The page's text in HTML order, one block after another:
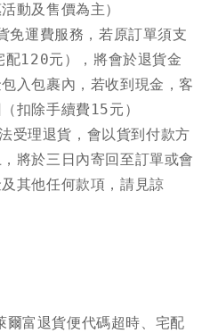
動及售價為主）
運費服務，若原訂單須支
120元），將會於退貨金
入包裹內，若收到現金，客
扣除手續費15元）
受理退貨，會以貨到付款方
將於三日內寄回至訂單或會
其他任何款項，請見諒
富退貨便代碼超時、宅配